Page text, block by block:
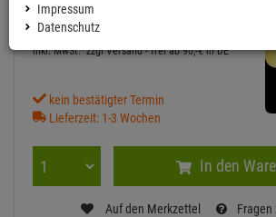
129,00
inkl. MwSt. zzgl Versand - frei ab 90,-€ in DE
kein bestätigter Termin
Lieferzeit: 1-3 Wochen
In den
Auf den Merkzettel Fragen
Impressum
Datenschutz